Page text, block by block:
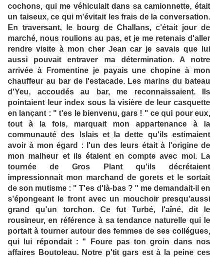
cochons, qui me véhiculait dans sa camionnette, était
un taiseux, ce qui m'évitait les frais de la conversation.
En traversant, le bourg de Challans, c'était jour de
marché, nous roulions au pas, et je me retenais d'aller
rendre visite à mon cher Jean car je savais que lui
aussi pouvait entraver ma détermination. A notre
arrivée à Fromentine je payais une chopine à mon
chauffeur au bar de l'estacade. Les marins du bateau
d'Yeu, accoudés au bar, me reconnaissaient. Ils
pointaient leur index sous la visière de leur casquette
en lançant : " t'es le bienvenu, gars ! " ce qui pour eux,
tout à la fois, marquait mon appartenance à la
communauté des Islais et la dette qu'ils estimaient
avoir à mon égard : l'un des leurs était à l'origine de
mon malheur et ils étaient en compte avec moi. La
tournée de Gros Plant qu'ils décrétaient
impressionnait mon marchand de gorets et le sortait
de son mutisme : " T'es d'là-bas ? " me demandait-il en
s'épongeant le front avec un mouchoir presqu'aussi
grand qu'un torchon. Ce fut Turbé, l'aîné, dit le
rousineur, en référence à sa tendance naturelle qui le
portait à tourner autour des femmes de ses collégues,
qui lui répondait : " Foure pas ton groin dans nos
affaires Boutoleau. Notre p'tit gars est à la peine ces